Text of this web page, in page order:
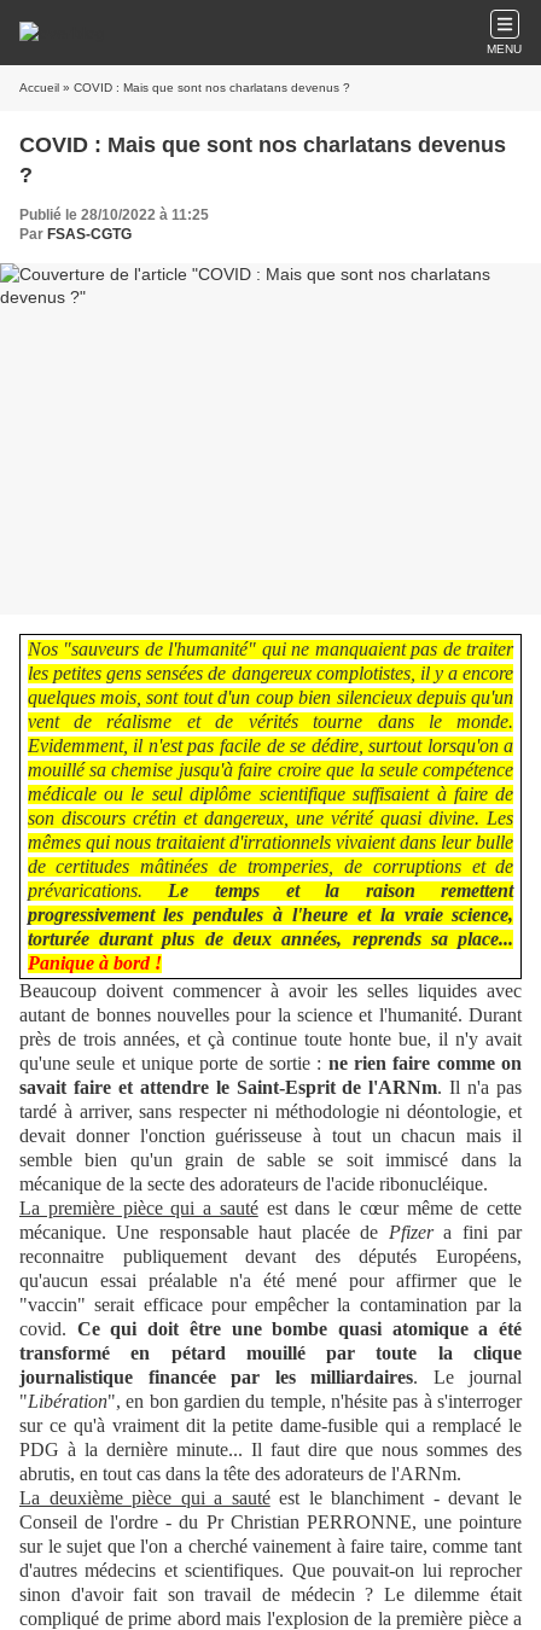
MENU
Accueil » COVID : Mais que sont nos charlatans devenus ?
COVID : Mais que sont nos charlatans devenus
?
Publié le 28/10/2022 à 11:25
Par FSAS-CGTG
Nos "sauveurs de l'humanité" qui ne manquaient pas de traiter
les petites gens sensées de dangereux complotistes, il y a encore
quelques mois, sont tout d'un coup bien silencieux depuis qu'un
vent de réalisme et de vérités tourne dans le monde.
Evidemment, il n'est pas facile de se dédire, surtout lorsqu'on a
mouillé sa chemise jusqu'à faire croire que la seule compétence
médicale ou le seul diplôme scientifique suffisaient à faire de
son discours crétin et dangereux, une vérité quasi divine. Les
mêmes qui nous traitaient d'irrationnels vivaient dans leur bulle
de certitudes mâtinées de tromperies, de corruptions et de
prévarications. Le temps et la raison remettent
progressivement les pendules à l'heure et la vraie science,
torturée durant plus de deux années, reprends sa place...
Panique à bord !
Beaucoup doivent commencer à avoir les selles liquides avec
autant de bonnes nouvelles pour la science et l'humanité. Durant
près de trois années, et çà continue toute honte bue, il n'y avait
qu'une seule et unique porte de sortie : ne rien faire comme on
savait faire et attendre le Saint-Esprit de l'ARNm. Il n'a pas
tardé à arriver, sans respecter ni méthodologie ni déontologie, et
devait donner l'onction guérisseuse à tout un chacun mais il
semble bien qu'un grain de sable se soit immiscé dans la
mécanique de la secte des adorateurs de l'acide ribonucléique.
La première pièce qui a sautéest dans le cœur même de cette
mécanique. Une responsable haut placée de Pfizera fini par
reconnaitre publiquement devant des députés Européens,
qu'aucun essai préalable n'a été mené pour affirmer que le
"vaccin" serait efficace pour empêcher la contamination par la
covid. Ce qui doit être une bombe quasi atomique a été
transformé en pétard mouillé par toute la clique
journalistique financée par les milliardaires. Le journal
"Libération", en bon gardien du temple, n'hésite pas à s'interroger
sur ce qu'à vraiment dit la petite dame-fusible qui a remplacé le
PDG à la dernière minute... Il faut dire que nous sommes des
abrutis, en tout cas dans la tête des adorateurs de l'ARNm.
La deuxième pièce qui a sautéest le blanchiment - devant le
Conseil de l'ordre - du Pr Christian PERRONNE, une pointure
sur le sujet que l'on a cherché vainement à faire taire, comme tant
d'autres médecins et scientifiques. Que pouvait-on lui reprocher
sinon d'avoir fait son travail de médecin ? Le dilemme était
compliqué de prime abord mais l'explosion de la première pièce a